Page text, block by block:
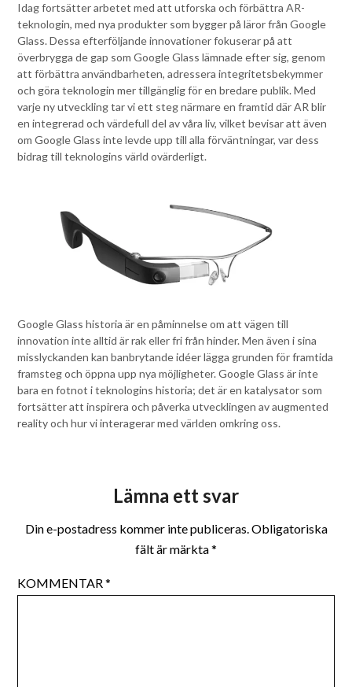
Idag fortsätter arbetet med att utforska och förbättra AR-
teknologin, med nya produkter som bygger på läror från Google
Glass. Dessa efterföljande innovationer fokuserar på att
överbrygga de gap som Google Glass lämnade efter sig, genom
att förbättra användbarheten, adressera integritetsbekymmer
och göra teknologin mer tillgänglig för en bredare publik. Med
varje ny utveckling tar vi ett steg närmare en framtid där AR blir
en integrerad och värdefull del av våra liv, vilket bevisar att även
om Google Glass inte levde upp till alla förväntningar, var dess
bidrag till teknologins värld ovärderligt.
Google Glass historia är en påminnelse om att vägen till
innovation inte alltid är rak eller fri från hinder. Men även i sina
misslyckanden kan banbrytande idéer lägga grunden för framtida
framsteg och öppna upp nya möjligheter. Google Glass är inte
bara en fotnot i teknologins historia; det är en katalysator som
fortsätter att inspirera och påverka utvecklingen av augmented
reality och hur vi interagerar med världen omkring oss.
Lämna ett svar
Din e-postadress kommer inte publiceras.Obligatoriska
fält är märkta*
KOMMENTAR*